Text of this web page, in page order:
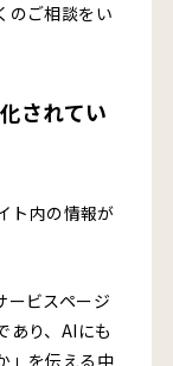
のご相談をい
されてい
ト内の情報が
ービスページ
あり、AIにも
」を伝える中